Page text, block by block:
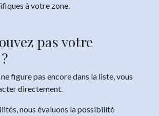
à votre zone.
pas votre
figure pas encore dans la liste, vous
directement.
nous évaluons la possibilité